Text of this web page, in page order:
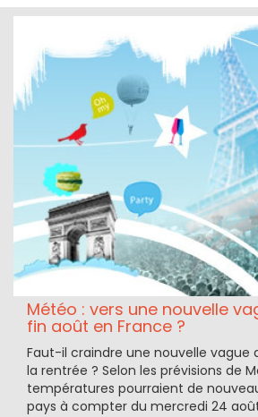
Météo : vers une nouvelle
fin août en France ?
Faut-il craindre une nouvelle vague
la rentrée ? Selon les prévisions de
températures pourraient de
pays à compter du mercredi 24